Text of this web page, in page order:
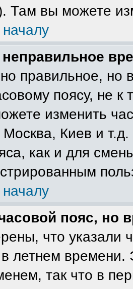
Там вы можете
правильное, но
поясу, не
изменить
Москва, Киев и
как и для
пояс, но
что указали
летнем времени.
так что в